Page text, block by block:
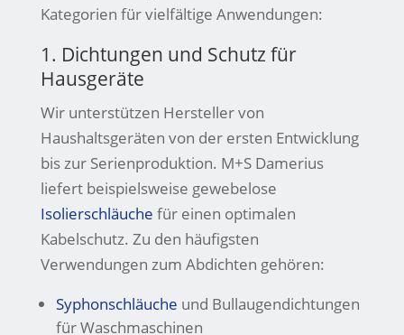
Kategorien für vielfältige Anwendungen:
1. Dichtungen und Schutz für
Hausgeräte
Wir unterstützen Hersteller von
Haushaltsgeräten von der ersten Entwicklung
bis zur Serienproduktion. M+S Damerius
liefert beispielsweise gewebelose
Isolierschläuche für einen optimalen
Kabelschutz. Zu den häufigsten
Verwendungen zum Abdichten gehören:
Syphonschläuche und Bullaugendichtungen
für Waschmaschinen